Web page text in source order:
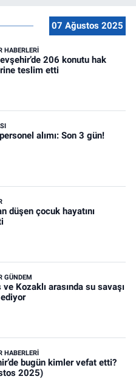
07 Ağustos 2025
HABERLERI
206 konutu hak
teslim etti
alımı: Son 3 gün!
düşen çocuk hayatını
GÜNDEM
Kozaklı arasında su savaşı
HABERLERI
bugün kimler vefat etti?
2025)